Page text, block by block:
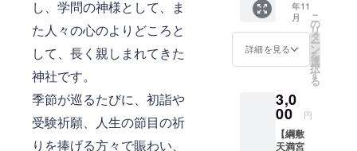
し、学問の神様として、ま
た人々の心のよりどころと
して、長く親しまれてきた
神社です。
季節が巡るたびに、初詣や
受験祈願、人生の節目の祈
りを捧げる方々で賑わい、
した。耐水
性有り、カ
ビが生えに
は、海岸に
近く風雨や
塩害の影響
ンで
す。 綱
敷天満
宮から
熱いお
礼の
をお送
りさせ
ていた
だきま
す。 な
年11
月
詳細を見る
こ
の
リ
タ
ー
ン
を
選
択
す
る
3,0
00 円
【綱敷
天満宮